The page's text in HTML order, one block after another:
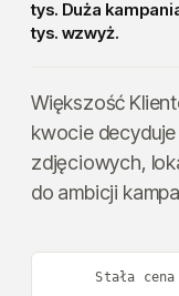
tys. Duża
tys. wzwyż.
Większość
kwocie
zdjęciowych,
do ambicji
Stała